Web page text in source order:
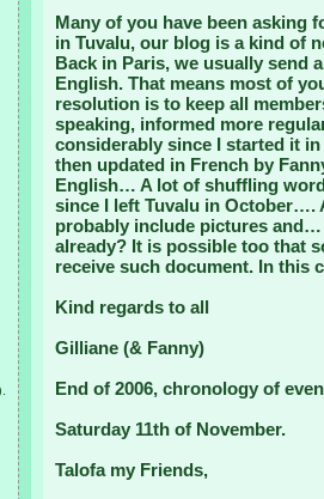
Many of you have been asking
in Tuvalu, our blog is a kind of
Back in Paris, we usually send
English. That means most of
resolution is to keep all
speaking, informed more
considerably since I started it
then updated in French by
English… A lot of shuffling
since I left Tuvalu in October….
probably include pictures
already? It is possible too that
receive such document. In this
Kind regards to all
Gilliane (& Fanny)
End of 2006, chronology of
Saturday 11th of November.
Talofa my Friends,